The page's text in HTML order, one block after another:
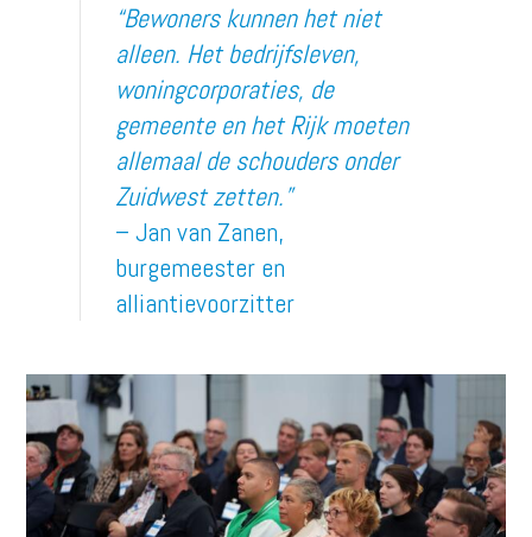
“Bewoners kunnen het niet
alleen. Het bedrijfsleven,
woningcorporaties, de
gemeente en het Rijk moeten
allemaal de schouders onder
Zuidwest zetten.”
– Jan van Zanen,
burgemeester en
alliantievoorzitter